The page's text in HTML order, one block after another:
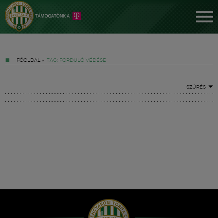
FŐOLDAL » TAG: FORDULÓ VÉDÉSE
SZŰRÉS
Hírek